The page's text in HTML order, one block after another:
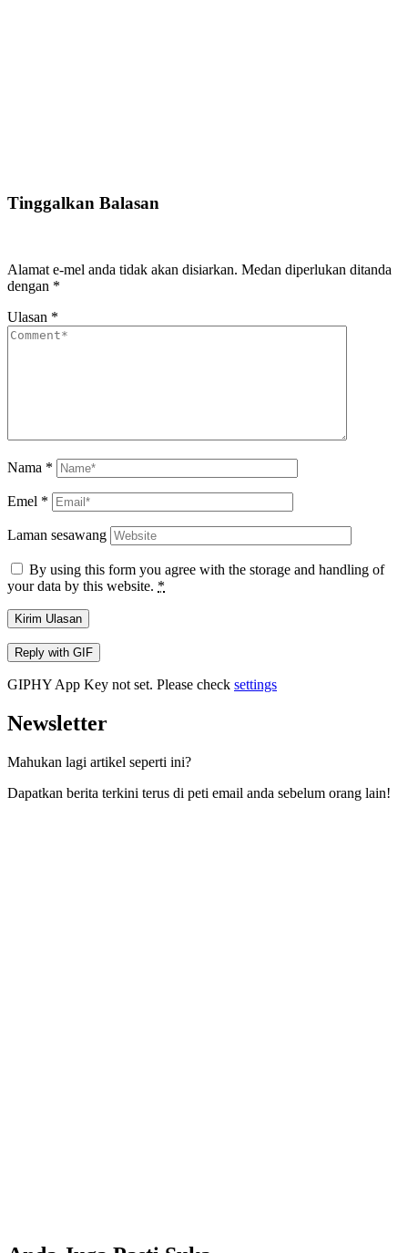
Tinggalkan Balasan
Alamat e-mel anda tidak akan disiarkan. Medan diperlukan ditanda
dengan *
Ulasan *
Nama *
Emel *
Laman sesawang
By using this form you agree with the storage and handling of
your data by this website. *
Kirim Ulasan
Reply with GIF
GIPHY App Key not set. Please check settings
Newsletter
Mahukan lagi artikel seperti ini?
Dapatkan berita terkini terus di peti email anda sebelum orang lain!